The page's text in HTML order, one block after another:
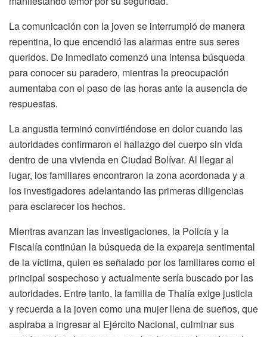
La comunicación con la joven se interrumpió de manera
repentina, lo que encendió las alarmas entre sus seres
queridos. De inmediato comenzó una intensa búsqueda
para conocer su paradero, mientras la preocupación
aumentaba con el paso de las horas ante la ausencia de
respuestas.
La angustia terminó convirtiéndose en dolor cuando las
autoridades confirmaron el hallazgo del cuerpo sin vida
dentro de una vivienda en Ciudad Bolívar. Al llegar al
lugar, los familiares encontraron la zona acordonada y a
los investigadores adelantando las primeras diligencias
para esclarecer los hechos.
Mientras avanzan las investigaciones, la Policía y la
Fiscalía continúan la búsqueda de la expareja sentimental
de la víctima, quien es señalado por los familiares como el
principal sospechoso y actualmente sería buscado por las
autoridades. Entre tanto, la familia de Thalía exige justicia
y recuerda a la joven como una mujer llena de sueños, que
aspiraba a ingresar al Ejército Nacional, culminar sus